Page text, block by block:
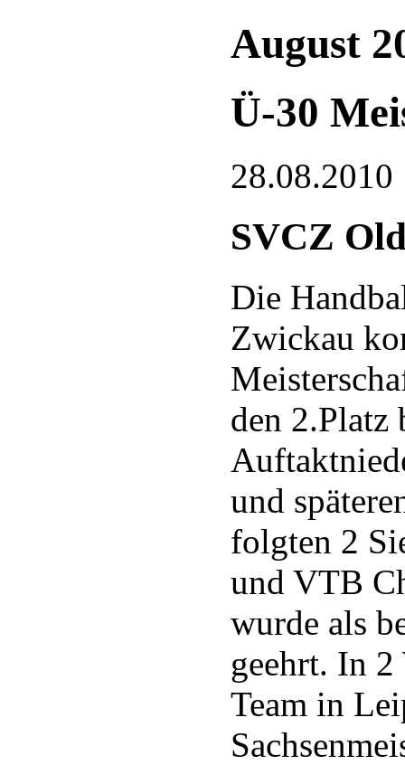
August
Ü-30
SVCZ
Die
Zwickau
den 2.Platz
und
folgten 2
und VTB
wurde als
geehrt. In
Team in